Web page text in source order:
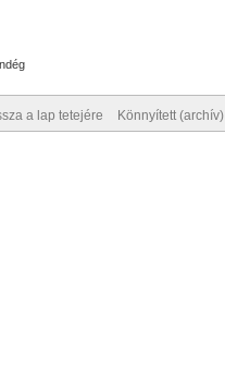
a lap tetejére Könnyített